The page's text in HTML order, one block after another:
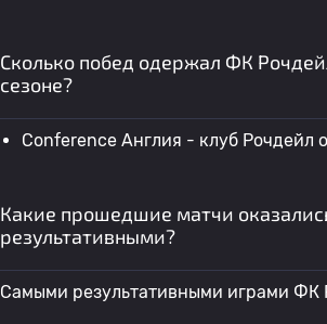
Сколько побед одержал ФК
сезоне?
Conference Англия - клуб Рочдейл
Какие прошедшие матчи
результативными?
Самыми результативными играми ФК